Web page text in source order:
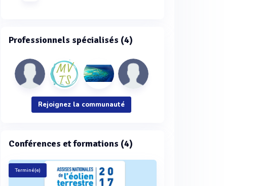
Professionnels spécialisés (4)
Rejoignez la communauté
Conférences et formations (4)
Terminé(e)